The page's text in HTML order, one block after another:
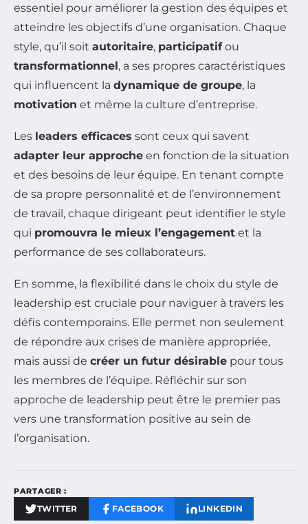
essentiel pour améliorer la gestion des équipes et
atteindre les objectifs d’une organisation. Chaque
style, qu’il soit autoritaire, participatifou
transformationnel, a ses propres caractéristiques
qui influencent la dynamique de groupe, la
motivation et même la culture d’entreprise.
Les leaders efficaces sont ceux qui savent
adapter leur approche en fonction de la situation
et des besoins de leur équipe. En tenant compte
de sa propre personnalité et de l’environnement
de travail, chaque dirigeant peut identifier le style
qui promouvra le mieux l’engagement et la
performance de ses collaborateurs.
En somme, la flexibilité dans le choix du style de
leadership est cruciale pour naviguer à travers les
défis contemporains. Elle permet non seulement
de répondre aux crises de manière appropriée,
mais aussi de créer un futur désirable pour tous
les membres de l’équipe. Réfléchir sur son
approche de leadership peut être le premier pas
vers une transformation positive au sein de
l’organisation.
PARTAGER :
TWITTER FACEBOOK LINKEDIN